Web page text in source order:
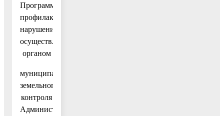
Программа
профилактики
нарушений,
осуществляемой
органом
муниципального
земельного
контроля
Администрации